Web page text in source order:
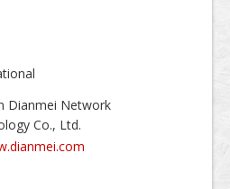
Dianmei Network
Co., Ltd.